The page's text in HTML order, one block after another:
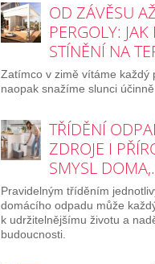
OD ZÁVĚSU
PERGOLY: JAK
STÍNĚNÍ NA
Zatímco v zimě vítáme každý
naopak snažíme slunci účinně
TŘÍDĚNÍ
ZDROJE I
SMYSL
Pravidelným tříděním
domácího odpadu může
k udržitelnějšímu životu a
budoucnosti.